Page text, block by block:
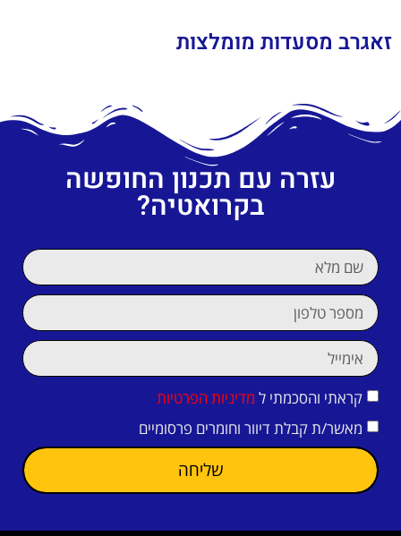
זאגרב מסעדות מומלצות
עזרה עם תכנון החופשה
בקרואטיה?
קראתי והסכמתי ל מדיניות הפרטיות
מאשר/ת קבלת דיוור וחומרים פרסומיים
שליחה